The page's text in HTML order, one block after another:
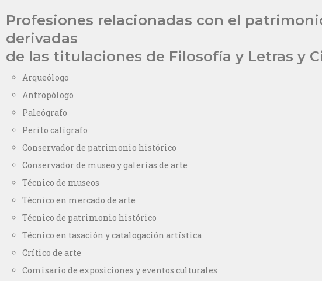
Profesiones relacionadas con el
derivadas
de las titulaciones de Filosofía y Letras y
Arqueólogo
Antropólogo
Paleógrafo
Perito calígrafo
Conservador de patrimonio histórico
Conservador de museo y galerías de arte
Técnico de museos
Técnico en mercado de arte
Técnico de patrimonio histórico
Técnico en tasación y catalogación artística
Crítico de arte
Comisario de exposiciones y eventos culturales